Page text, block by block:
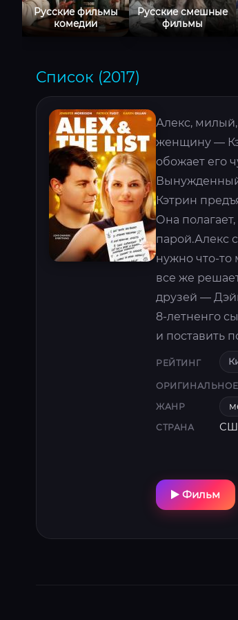
Русские фильмы
комедии
Русские смешные
фильмы
Список (2017)
Алекс,
женщину —
обожает его
Кэтрин
Она
парой.Алекс
нужно что-то
все же
друзей —
8-летненго
и поставить
РЕЙТИНГ
ЖАНР
СТРАНА
Фильм